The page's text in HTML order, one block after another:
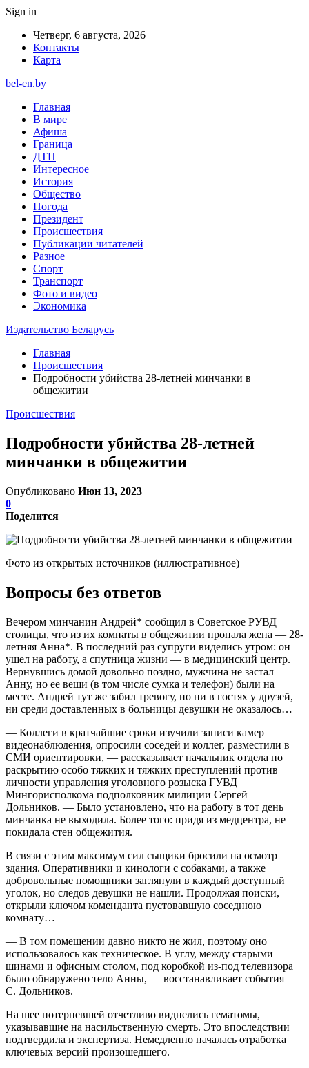
Sign in
Четверг, 6 августа, 2026
Контакты
Карта
bel-en.by
Главная
В мире
Афиша
Граница
ДТП
Интересное
История
Общество
Погода
Президент
Происшествия
Публикации читателей
Разное
Спорт
Транспорт
Фото и видео
Экономика
Издательство Беларусь
Главная
Происшествия
Подробности убийства 28-летней минчанки в
общежитии
Происшествия
Подробности убийства 28-летней
минчанки в общежитии
Опубликовано Июн 13, 2023
0
Поделится
Фото из открытых источников (иллюстративное)
Вопросы без ответов
Вечером минчанин Андрей* сообщил в Советское РУВД
столицы, что из их комнаты в общежитии пропала жена — 28-
летняя Анна*. В последний раз супруги виделись утром: он
ушел на работу, а спутница жизни — в медицинский центр.
Вернувшись домой довольно поздно, мужчина не застал
Анну, но ее вещи (в том числе сумка и телефон) были на
месте. Андрей тут же забил тревогу, но ни в гостях у друзей,
ни среди доставленных в больницы девушки не оказалось…
— Коллеги в кратчайшие сроки изучили записи камер
видеонаблюдения, опросили соседей и коллег, разместили в
СМИ ориентировки, — рассказывает начальник отдела по
раскрытию особо тяжких и тяжких преступлений против
личности управления уголовного розыска ГУВД
Мингорисполкома подполковник милиции Сергей
Дольников. — Было установлено, что на работу в тот день
минчанка не выходила. Более того: придя из медцентра, не
покидала стен общежития.
В связи с этим максимум сил сыщики бросили на осмотр
здания. Оперативники и кинологи с собаками, а также
добровольные помощники заглянули в каждый доступный
уголок, но следов девушки не нашли. Продолжая поиски,
открыли ключом коменданта пустовавшую соседнюю
комнату…
— В том помещении давно никто не жил, поэтому оно
использовалось как техническое. В углу, между старыми
шинами и офисным столом, под коробкой из-под телевизора
было обнаружено тело Анны, — восстанавливает события
С. Дольников.
На шее потерпевшей отчетливо вид­нелись гематомы,
указывавшие на насильственную смерть. Это впоследствии
подтвердила и экспертиза. Немедленно началась отработка
ключевых версий произошедшего.